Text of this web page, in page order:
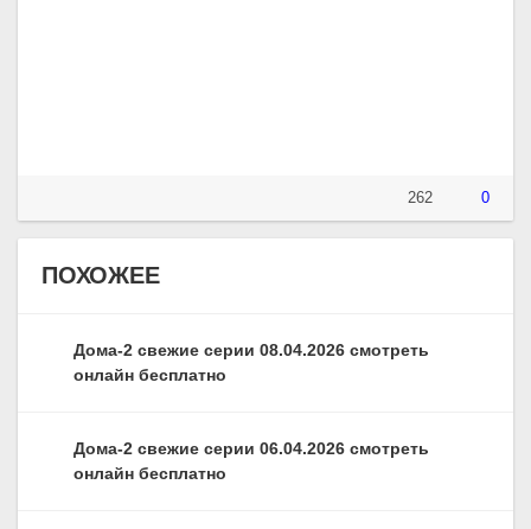
262 0
ПОХОЖЕЕ
Дома-2 свежие серии 08.04.2026 смотреть
онлайн бесплатно
Дома-2 свежие серии 06.04.2026 смотреть
онлайн бесплатно